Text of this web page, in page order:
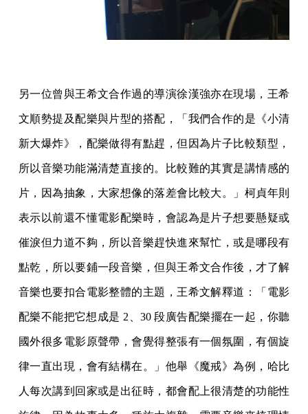
另一位曾與王希文合作過的導演徐漢強亦在現場，王希
文順勢提及配樂與片型的搭配，「我們合作的是《小清
新大爆炸》，配樂做得有點趕，但因為片子比較類型，
所以音樂功能滿清楚直接的。比較難的其實是講情感的
片，因為抽象，大家想像的落差會比較大。」柯貞年則
表示以前還不懂電影配樂時，會認為是片子想要懸疑或
催淚但力道不夠，所以音樂趕快進來幫忙，或是哪段有
點乾，所以要鋪一段音樂，但與王希文合作後，才了解
音樂也要扣合電影整體的主題，王希文解釋道：「電影
配樂不能把它想成是 2、30 段廣告配樂擺在一起，你聽
國外很多電影原聲帶，會覺得整張有一個氛圍，有個旋
律一直出現，會有結構在。」他舉《魔戒》為例，哈比
人每次講到回家或是出征時，都會配上很清楚的功能性